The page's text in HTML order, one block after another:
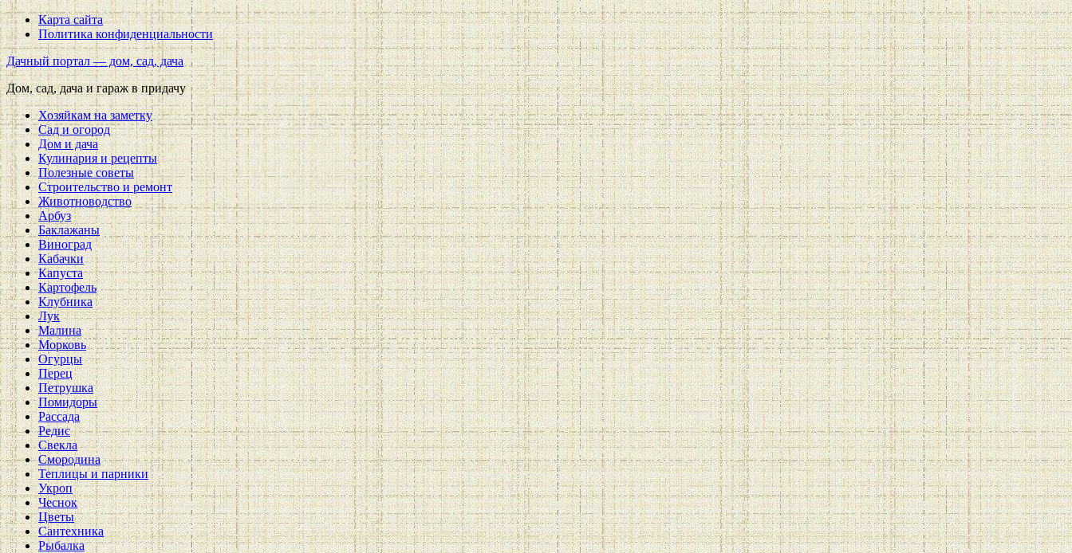
Карта сайта
Политика конфиденциальности
Дачный портал — дом, сад, дача
Дом, сад, дача и гараж в придачу
Хозяйкам на заметку
Сад и огород
Дом и дача
Кулинария и рецепты
Полезные советы
Строительство и ремонт
Животноводство
Арбуз
Баклажаны
Виноград
Кабачки
Капуста
Картофель
Клубника
Лук
Малина
Морковь
Огурцы
Перец
Петрушка
Помидоры
Рассада
Редис
Свекла
Смородина
Теплицы и парники
Укроп
Чеснок
Цветы
Сантехника
Рыбалка